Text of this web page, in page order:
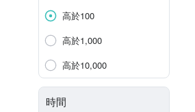
高於100
高於1,000
高於10,000
時間